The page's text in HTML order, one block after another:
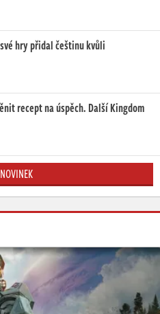
hry přidal češtinu kvůli
recept na úspěch. Další Kingdom